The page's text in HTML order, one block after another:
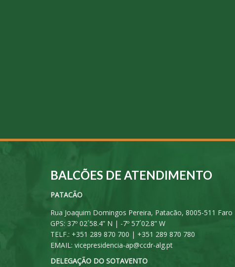
BALCÕES DE ATENDIMENTO
PATACÃO
Rua Joaquim Domingos Pereira, Patacão, 8005-511 Faro
GPS: 37º 02´58.4” N | -7º 57´02.8” W
TELF.: +351 289 870 700 | +351 289 870 780
EMAIL: vicepresidencia-ap@ccdr-alg.pt
DELEGAÇÃO DO SOTAVENTO